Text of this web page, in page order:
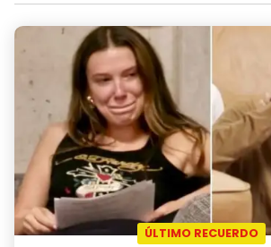
ÚLTIMO RECUERDO